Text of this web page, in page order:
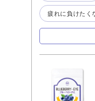
ますよー♪
疲れに負けたく